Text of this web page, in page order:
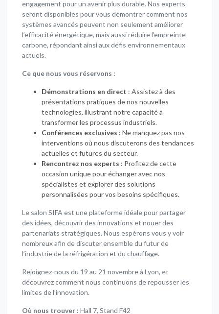
engagement pour un avenir plus durable. Nos experts
seront disponibles pour vous démontrer comment nos
systèmes avancés peuvent non seulement améliorer
l’efficacité énergétique, mais aussi réduire l’empreinte
carbone, répondant ainsi aux défis environnementaux
actuels.
Ce que nous vous réservons :
Démonstrations en direct : Assistez à des
présentations pratiques de nos nouvelles
technologies, illustrant notre capacité à
transformer les processus industriels.
Conférences exclusives : Ne manquez pas nos
interventions où nous discuterons des tendances
actuelles et futures du secteur.
Rencontrez nos experts : Profitez de cette
occasion unique pour échanger avec nos
spécialistes et explorer des solutions
personnalisées pour vos besoins spécifiques.
Le salon SIFA est une plateforme idéale pour partager
des idées, découvrir des innovations et nouer des
partenariats stratégiques. Nous espérons vous y voir
nombreux afin de discuter ensemble du futur de
l’industrie de la réfrigération et du chauffage.
Rejoignez-nous du 19 au 21 novembre à Lyon, et
découvrez comment nous continuons de repousser les
limites de l’innovation.
Où nous trouver : Hall 7, Stand F42